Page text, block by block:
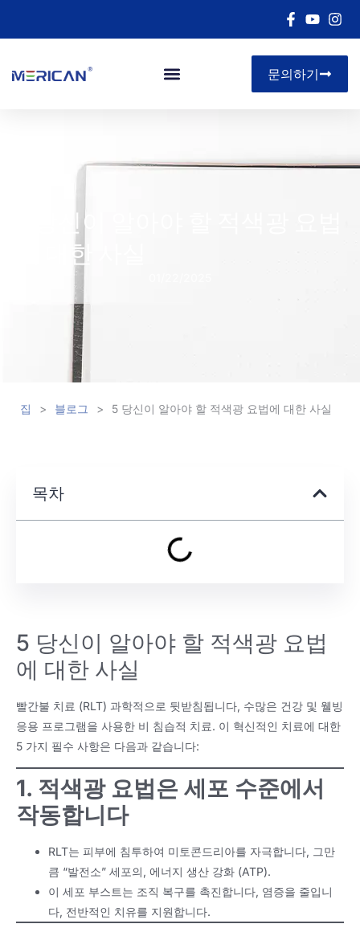
문의하기
5 당신이 알아야 할 적색광 요법
에 대한 사실
집 > 블로그 > 5 당신이 알아야 할 적색광 요법에 대한 사실
목차
5 당신이 알아야 할 적색광 요법
에 대한 사실
빨간불 치료 (RLT) 과학적으로 뒷받침됩니다, 수많은 건강 및 웰빙
응용 프로그램을 사용한 비 침습적 치료. 이 혁신적인 치료에 대한
5 가지 필수 사항은 다음과 같습니다:
1. 적색광 요법은 세포 수준에서
작동합니다
RLT는 피부에 침투하여 미토콘드리아를 자극합니다, 그만
큼 “발전소” 세포의, 에너지 생산 강화 (ATP).
이 세포 부스트는 조직 복구를 촉진합니다, 염증을 줄입니
다, 전반적인 치유를 지원합니다.